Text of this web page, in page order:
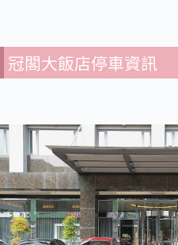
冠閣大飯店停車資訊